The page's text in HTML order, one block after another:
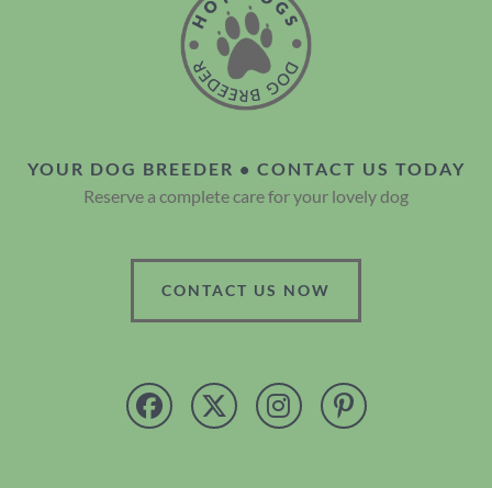
YOUR DOG BREEDER • CONTACT US TODAY
Reserve a complete care for your lovely dog
CONTACT US NOW